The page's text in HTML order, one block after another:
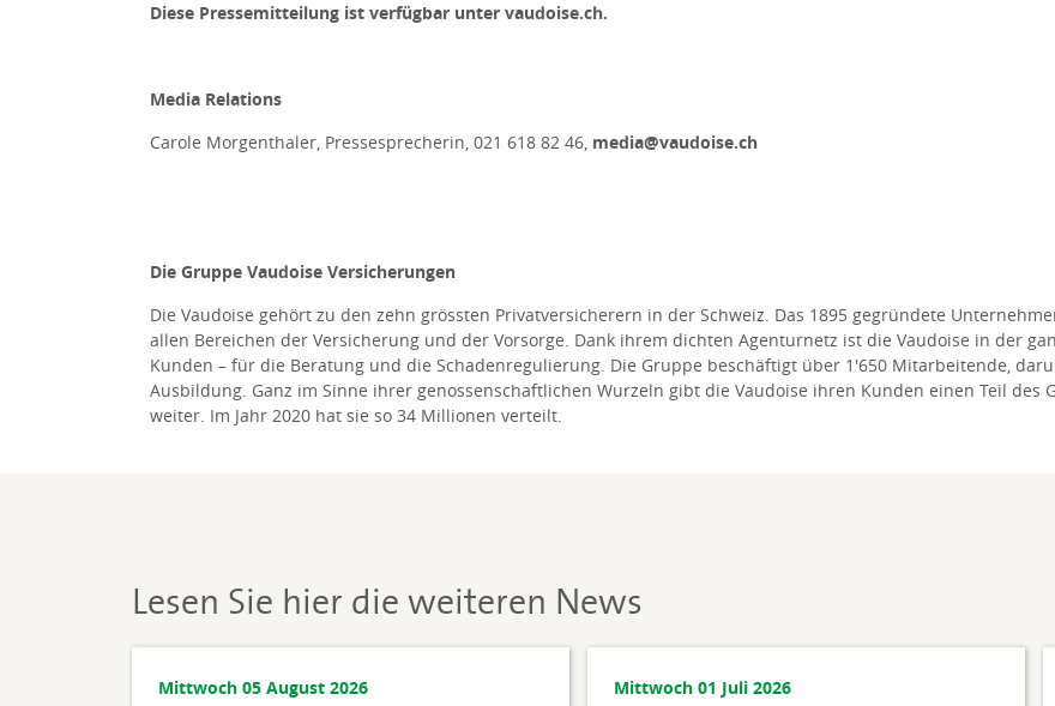
Diese Pressemitteilung ist verfügbar unter vaudoise.ch.
Media Relations
Carole Morgenthaler, Pressesprecherin, 021 618 82 46, media@vaudoise.ch
Die Gruppe Vaudoise Versicherungen
Die Vaudoise gehört zu den zehn grössten Privatversicherern in der Schweiz. Das 1895 gegründete
allen Bereichen der Versicherung und der Vorsorge. Dank ihrem dichten Agenturnetz ist die Vaudoise in der
Kunden – für die Beratung und die Schadenregulierung. Die Gruppe beschäftigt über 1'650 Mitarbeitende,
Ausbildung. Ganz im Sinne ihrer genossenschaftlichen Wurzeln gibt die Vaudoise ihren Kunden einen Teil des
weiter. Im Jahr 2020 hat sie so 34 Millionen verteilt.
Lesen Sie hier die weiteren News
Mittwoch 05 August 2026 Mittwoch 01 Juli 2026